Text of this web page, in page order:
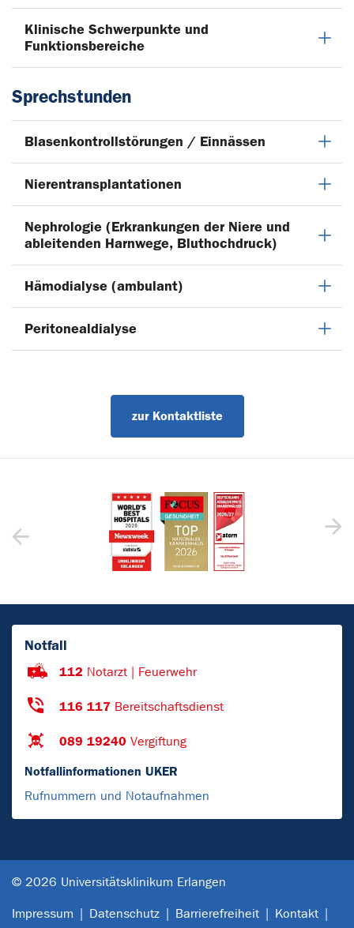
Klinische Schwerpunkte und
Funktionsbereiche
Sprechstunden
Blasenkontrollstörungen / Einnässen
Nierentransplantationen
Nephrologie (Erkrankungen der Niere und
ableitenden Harnwege, Bluthochdruck)
Hämodialyse (ambulant)
Peritonealdialyse
zur Kontaktliste
Notfall
112 Notarzt | Feuerwehr
116 117 Bereitschaftsdienst
089 19240 Vergiftung
Notfallinformationen UKER
Rufnummern und Notaufnahmen
© 2026 Universitätsklinikum Erlangen
Impressum Datenschutz Barrierefreiheit
Kontakt